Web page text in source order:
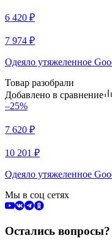
6 420 ₽
7 974 ₽
Одеяло утяжеленное
Товар разобрали
Добавлено в сравнение
–25%
7 620 ₽
10 201 ₽
Одеяло утяжеленное
Мы в соц сетях
Остались вопросы?